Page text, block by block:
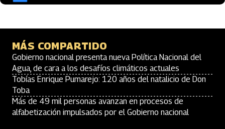
MÁS COMPARTIDO
Gobierno nacional presenta nueva Política Nacional del
Agua, de cara a los desafíos climáticos actuales
Tobías Enrique Pumarejo: 120 años del natalicio de Don
Toba
Más de 49 mil personas avanzan en procesos de
alfabetización impulsados por el Gobierno nacional